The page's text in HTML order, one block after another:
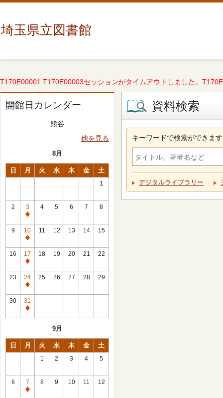
埼玉県立図書館
T170E00001 T170E00003セッションがタイムアウトしました。
開館日カレンダー
熊谷
他を見る
8月
日 月 火 水 木 金 土
1
2
3
休
館
日
4 5 6 7 8
9
10
休
館
日
11 12 13 14 15
16
17
休
館
日
18 19 20 21 22
23
24
休
館
日
25 26 27 28 29
30
31
休
9月
日 月 火 水 木 金 土
1 2 3 4 5
6
7
休
8 9 10 11 12
資料検索
キーワードで検索ができます
デジタルライブラリー